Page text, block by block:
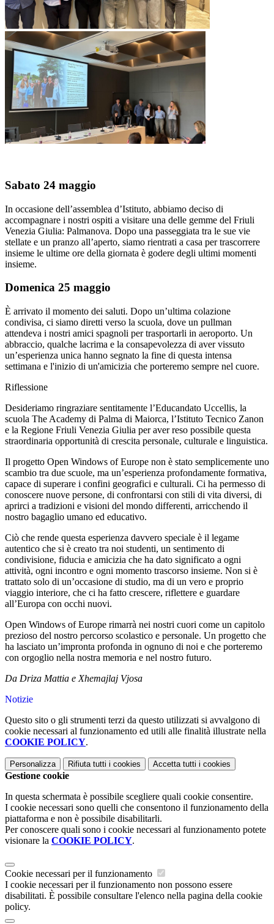
Sabato 24 maggio
In occasione dell’assemblea d’Istituto, abbiamo deciso di
accompagnare i nostri ospiti a visitare una delle gemme del Friuli
Venezia Giulia: Palmanova. Dopo una passeggiata tra le sue vie
stellate e un pranzo all’aperto, siamo rientrati a casa per trascorrere
insieme le ultime ore della giornata è godere degli ultimi momenti
insieme.
Domenica 25 maggio
È arrivato il momento dei saluti. Dopo un’ultima colazione
condivisa, ci siamo diretti verso la scuola, dove un pullman
attendeva i nostri amici spagnoli per trasportarli in aeroporto. Un
abbraccio, qualche lacrima e la consapevolezza di aver vissuto
un’esperienza unica hanno segnato la fine di questa intensa
settimana e l'inizio di un'amicizia che porteremo sempre nel cuore.
Riflessione
Desideriamo ringraziare sentitamente l’Educandato Uccellis, la
scuola The Academy di Palma di Maiorca, l’Istituto Tecnico Zanon
e la Regione Friuli Venezia Giulia per aver reso possibile questa
straordinaria opportunità di crescita personale, culturale e linguistica.
Il progetto Open Windows of Europe non è stato semplicemente uno
scambio tra due scuole, ma un’esperienza profondamente formativa,
capace di superare i confini geografici e culturali. Ci ha permesso di
conoscere nuove persone, di confrontarsi con stili di vita diversi, di
aprirci a tradizioni e visioni del mondo differenti, arricchendo il
nostro bagaglio umano ed educativo.
Ciò che rende questa esperienza davvero speciale è il legame
autentico che si è creato tra noi studenti, un sentimento di
condivisione, fiducia e amicizia che ha dato significato a ogni
attività, ogni incontro e ogni momento trascorso insieme. Non si è
trattato solo di un’occasione di studio, ma di un vero e proprio
viaggio interiore, che ci ha fatto crescere, riflettere e guardare
all’Europa con occhi nuovi.
Open Windows of Europe rimarrà nei nostri cuori come un capitolo
prezioso del nostro percorso scolastico e personale. Un progetto che
ha lasciato un’impronta profonda in ognuno di noi e che porteremo
con orgoglio nella nostra memoria e nel nostro futuro.
Da Driza Mattia e Xhemajlaj Vjosa
Notizie
Questo sito o gli strumenti terzi da questo utilizzati si avvalgono di
cookie necessari al funzionamento ed utili alle finalità illustrate nella
COOKIE POLICY.
Personalizza Rifiuta tutti i cookies Accetta tutti i cookies
Gestione cookie
In questa schermata è possibile scegliere quali cookie consentire.
I cookie necessari sono quelli che consentono il funzionamento della
piattaforma e non è possibile disabilitarli.
Per conoscere quali sono i cookie necessari al funzionamento potete
visionare la COOKIE POLICY.
Cookie necessari per il funzionamento
I cookie necessari per il funzionamento non possono essere
disabilitati. È possibile consultare l'elenco nella pagina della cookie
policy.